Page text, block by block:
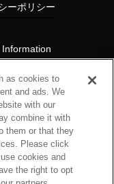
ーポリシー
reserved.
as cookies to
and ads. We
with our
combine it with
them or that they
Please click
cookies and
the right to opt